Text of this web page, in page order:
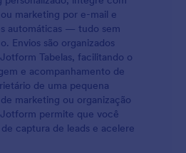
marketing por e-mail e
automáticas — tudo sem
Envios são organizados
Tabelas, facilitando o
e acompanhamento de
de uma pequena
marketing ou organização
permite que você
captura de leads e acelere